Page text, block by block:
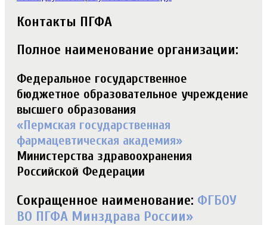
Контакты ПГФА
Полное наименование организации:
Федеральное государственное
бюджетное образовательное учреждение
высшего образования
«Пермская государственная
фармацевтическая академия»
Министерства здравоохранения
Российской Федерации
Сокращенное наименование: ФГБОУ
ВО ПГФА Минздрава России»